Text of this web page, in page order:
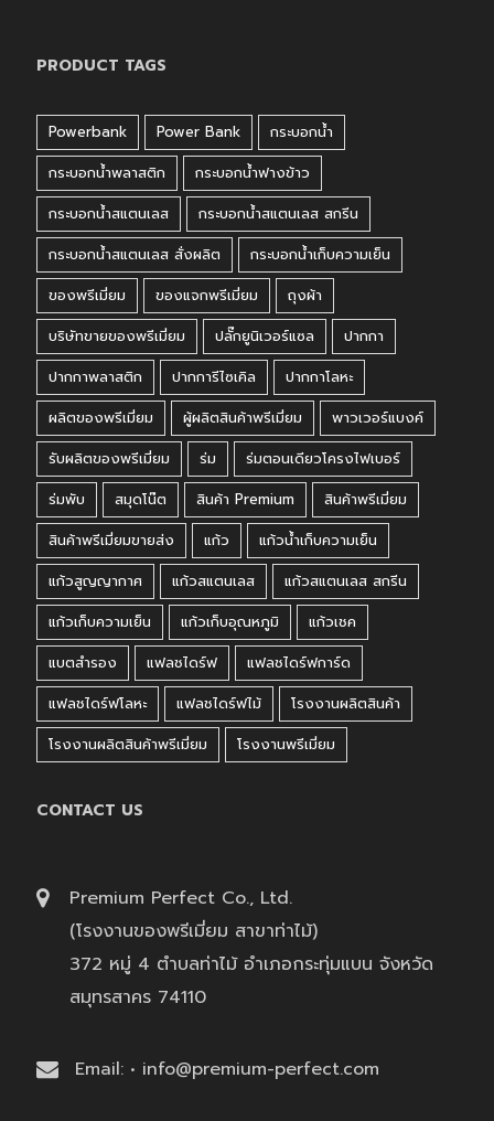
PRODUCT TAGS
Powerbank Power Bank
กระบอกน้ำ
กระบอกน้ำพลาสติก
กระบอกน้ำฟางข้าว
กระบอกน้ำสแตนเลส
กระบอกน้ำสแตนเลส สกรีน
กระบอกน้ำสแตนเลส สั่งผลิต
กระบอกน้ำเก็บความเย็น
ของพรีเมี่ยม
ของแจกพรีเมี่ยม
ถุงผ้า
บริษัทขายของพรีเมี่ยม
ปลั๊กยูนิเวอร์แซล
ปากกา
ปากกาพลาสติก
ปากการีไซเคิล
ปากกาโลหะ
ผลิตของพรีเมี่ยม
ผู้ผลิตสินค้าพรีเมี่ยม
พาวเวอร์แบงค์
รับผลิตของพรีเมี่ยม
ร่ม
ร่มตอนเดียวโครงไฟเบอร์
ร่มพับ
สมุดโน๊ต สินค้า Premium
สินค้าพรีเมี่ยม
สินค้าพรีเมี่ยมขายส่ง
แก้ว
แก้วน้ำเก็บความเย็น
แก้วสูญญากาศ
แก้วสแตนเลส
แก้วสแตนเลส สกรีน
แก้วเก็บความเย็น
แก้วเก็บอุณหภูมิ
แก้วเชค
แบตสำรอง
แฟลชไดร์ฟ
แฟลชไดร์ฟการ์ด
แฟลชไดร์ฟโลหะ
แฟลชไดร์ฟไม้
โรงงานผลิตสินค้า
โรงงานผลิตสินค้าพรีเมี่ยม
โรงงานพรีเมี่ยม
CONTACT US
Premium Perfect Co., Ltd.
(โรงงานของพรีเมี่ยม สาขาท่าไม้)
372 หมู่ 4 ตำบลท่าไม้ อำเภอกระทุ่มแบน จังหวัด
สมุทรสาคร 74110
Email: • info@premium-perfect.com